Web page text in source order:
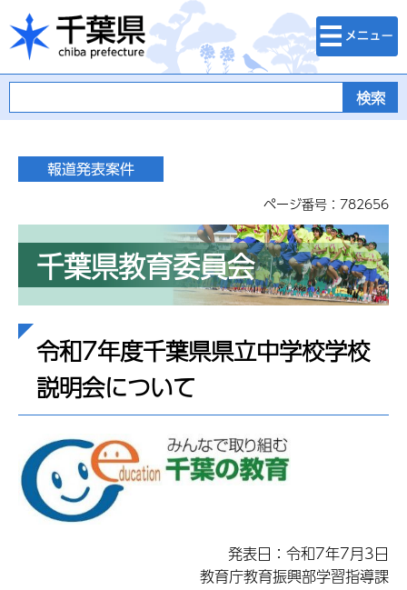
千葉県
検索・メニュ
ー
ページ番号：782656
千葉県教育委員会
令和7年度千葉県県立中学校学校
説明会について
発表日：令和7年7月3日
教育庁教育振興部学習指導課